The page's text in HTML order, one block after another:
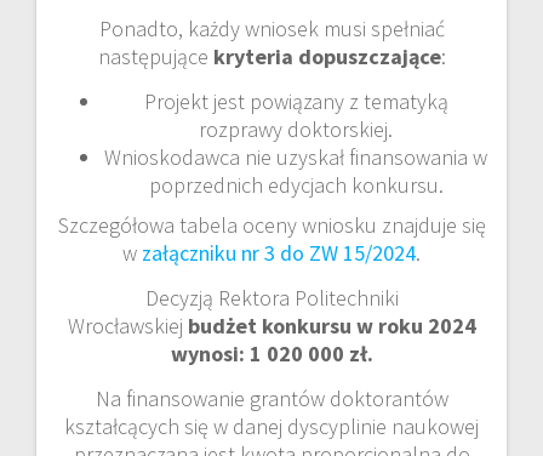
Ponadto, każdy wniosek musi spełniać
następujące kryteria dopuszczające:
Projekt jest powiązany z tematyką
rozprawy doktorskiej.
Wnioskodawca nie uzyskał finansowania w
poprzednich edycjach konkursu.
Szczegółowa tabela oceny wniosku znajduje się
w załączniku nr 3 do ZW 15/2024.
Decyzją Rektora Politechniki
Wrocławskiej budżet konkursu w roku 2024
wynosi: 1 020 000 zł.
Na finansowanie grantów doktorantów
kształcących się w danej dyscyplinie naukowej